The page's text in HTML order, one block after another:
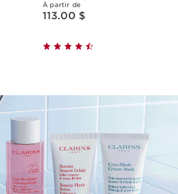
À partir de
Nouveau prix 113.00 $
113.00 $